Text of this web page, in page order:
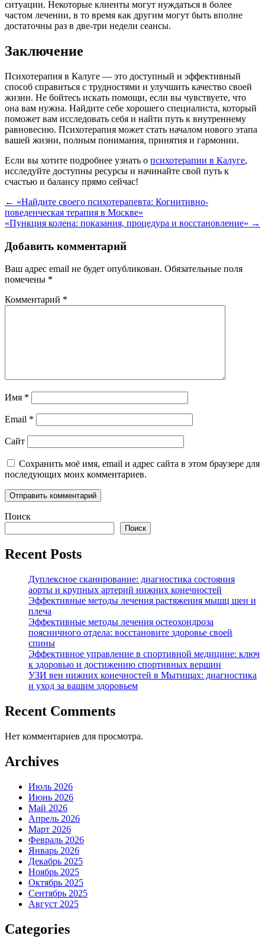
ситуации. Некоторые клиенты могут нуждаться в более
частом лечении, в то время как другим могут быть вполне
достаточны раз в две-три недели сеансы.
Заключение
Психотерапия в Калуге — это доступный и эффективный
способ справиться с трудностями и улучшить качество своей
жизни. Не бойтесь искать помощи, если вы чувствуете, что
она вам нужна. Найдите себе хорошего специалиста, который
поможет вам исследовать себя и найти путь к внутреннему
равновесию. Психотерапия может стать началом нового этапа
вашей жизни, полным понимания, принятия и гармонии.
Если вы хотите подробнее узнать о психотерапии в Калуге,
исследуйте доступны ресурсы и начинайте свой путь к
счастью и балансу прямо сейчас!
Навигация
по
записям
← «Найдите своего психотерапевта: Когнитивно-
поведенческая терапия в Москве»
«Пункция колена: показания, процедура и восстановление» →
Добавить комментарий
Ваш адрес email не будет опубликован. Обязательные поля
помечены *
Комментарий *
Имя *
Email *
Сайт
Сохранить моё имя, email и адрес сайта в этом браузере для
последующих моих комментариев.
Поиск
Поиск
Recent Posts
Дуплексное сканирование: диагностика состояния
аорты и крупных артерий нижних конечностей
Эффективные методы лечения растяжения мышц шеи и
плеча
Эффективные методы лечения остеохондроза
поясничного отдела: восстановите здоровье своей
спины
Эффективное управление в спортивной медицине: ключ
к здоровью и достижению спортивных вершин
УЗИ вен нижних конечностей в Мытищах: диагностика
и уход за вашим здоровьем
Recent Comments
Нет комментариев для просмотра.
Archives
Июль 2026
Июнь 2026
Май 2026
Апрель 2026
Март 2026
Февраль 2026
Январь 2026
Декабрь 2025
Ноябрь 2025
Октябрь 2025
Сентябрь 2025
Август 2025
Categories